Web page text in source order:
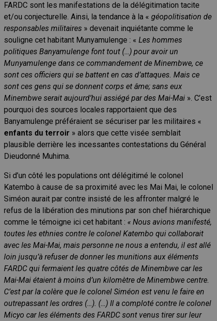
FARDC sont les manifestations de la délégitimation tacite
et/ou conjecturelle. Ainsi, la tendance à la « géopolitisation de
responsables militaires » devenait inquiétante comme le
souligne cet habitant Munyamulenge : « Les hommes
politiques Banyamulenge font tout (…) pour avoir un
Munyamulenge dans ce commandement de Minembwe, ce
sont ces officiers qui se battent en cas d’attaques. Mais ce
sont ces gens qui se donnent corps et âme; sans eux
Minembwe serait aujourd’hui assiégé par des Mai-Mai ». C’est
pourquoi des sources locales rapportaient que des
Banyamulenge préféraient se sécuriser par les militaires «
enfants du terroir » alors que cette visée semblait
plausible derrière les incessantes contestations du Général
Dieudonné Muhima.
Si d’un côté les populations ont délégitimé le colonel
Katembo à cause de sa proximité avec les Mai Mai, le colonel
Siméon aurait par contre insisté de les affronter malgré le
refus de la libération des minutions par son chef hiérarchique
comme le témoigne ici cet habitant : « Nous avions manifesté,
toutes les ethnies contre le colonel Katembo qui collaborait
avec les Mai-Mai, mais personne ne nous a entendu, il est allé
loin jusqu’à refuser de donner les munitions aux éléments
FARDC qui fermaient les quatre côtés de Minembwe car les
Mai-Mai étaient à moins d’un kilomètre de Minembwe centre.
C’est par la colère que le colonel Siméon est venu le faire en
outrepassant les ordres (…). (…) Il a comploté contre le colonel
Micyo car les éléments des FARDC sont venus tirer sur leur